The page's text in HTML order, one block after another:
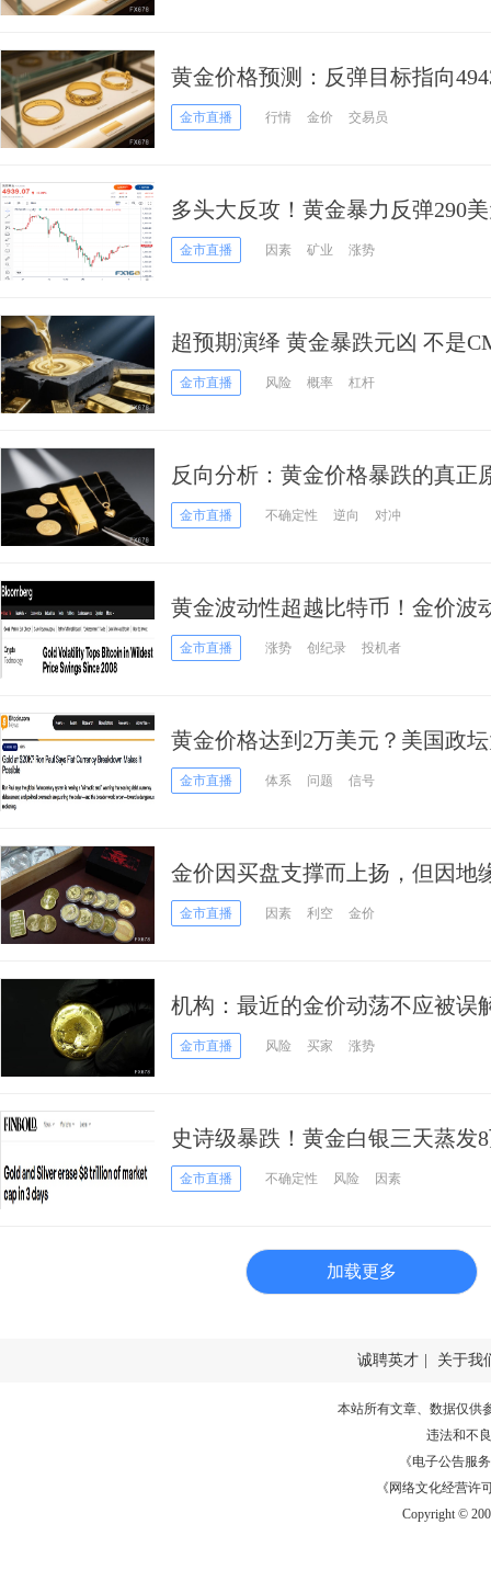
黄金价格预测：反弹目标指向
间金市直播 行情 金价 交易员
多头大反攻！黄金暴力反弹290
级飙升背后涨势能否延续？
金市直播 因素 矿业 涨势
超预期演绎 黄金暴跌元凶 不是
金市直播 风险 概率 杠杆
反向分析：黄金价格暴跌的真正
还未结束
金市直播 不确定性 逆向 对冲
黄金波动性超越比特币！金价波
金市直播 涨势 创纪录 投机者
黄金价格达到2万美元？美国政
使这成为可能
金市直播 体系 问题 信号
金价因买盘支撑而上扬，但因地
将受限
金市直播 因素 利空 金价
机构：最近的金价动荡不应被误
金市直播 风险 买家 涨势
史诗级暴跌！黄金白银三天蒸发
洗”背后发生了什么？
金市直播 不确定性 风险 因素
加载更多
诚聘英才 关于我
本站所有文章、数据仅供
违法和不
《电子公告服务
《网络文化经营许
Copyright ©